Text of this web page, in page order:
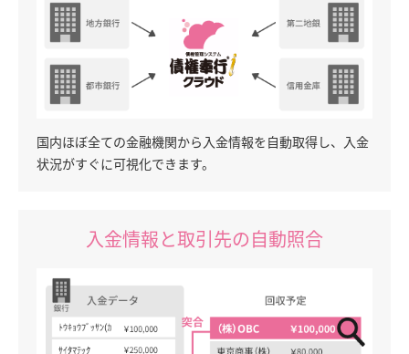
国内ほぼ全ての金融機関から入金情報を自動取得し、入金
状況がすぐに可視化できます。
入金情報と取引先の自動照合